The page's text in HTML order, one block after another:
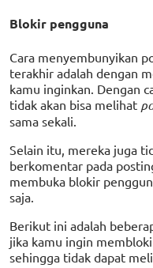
Blokir pengguna
Cara menyembunyikan
terakhir adalah dengan
kamu inginkan. Dengan
tidak akan bisa melihat
sama sekali.
Selain itu, mereka juga
berkomentar pada
membuka blokir
saja.
Berikut ini adalah
jika kamu ingin
sehingga tidak dapat